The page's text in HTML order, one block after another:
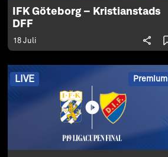
IFK Göteborg – Kristianstads
DFF
18 Juli
LIVE Premium